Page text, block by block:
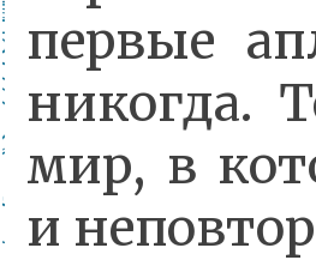
первые
никогда.
мир, в
и